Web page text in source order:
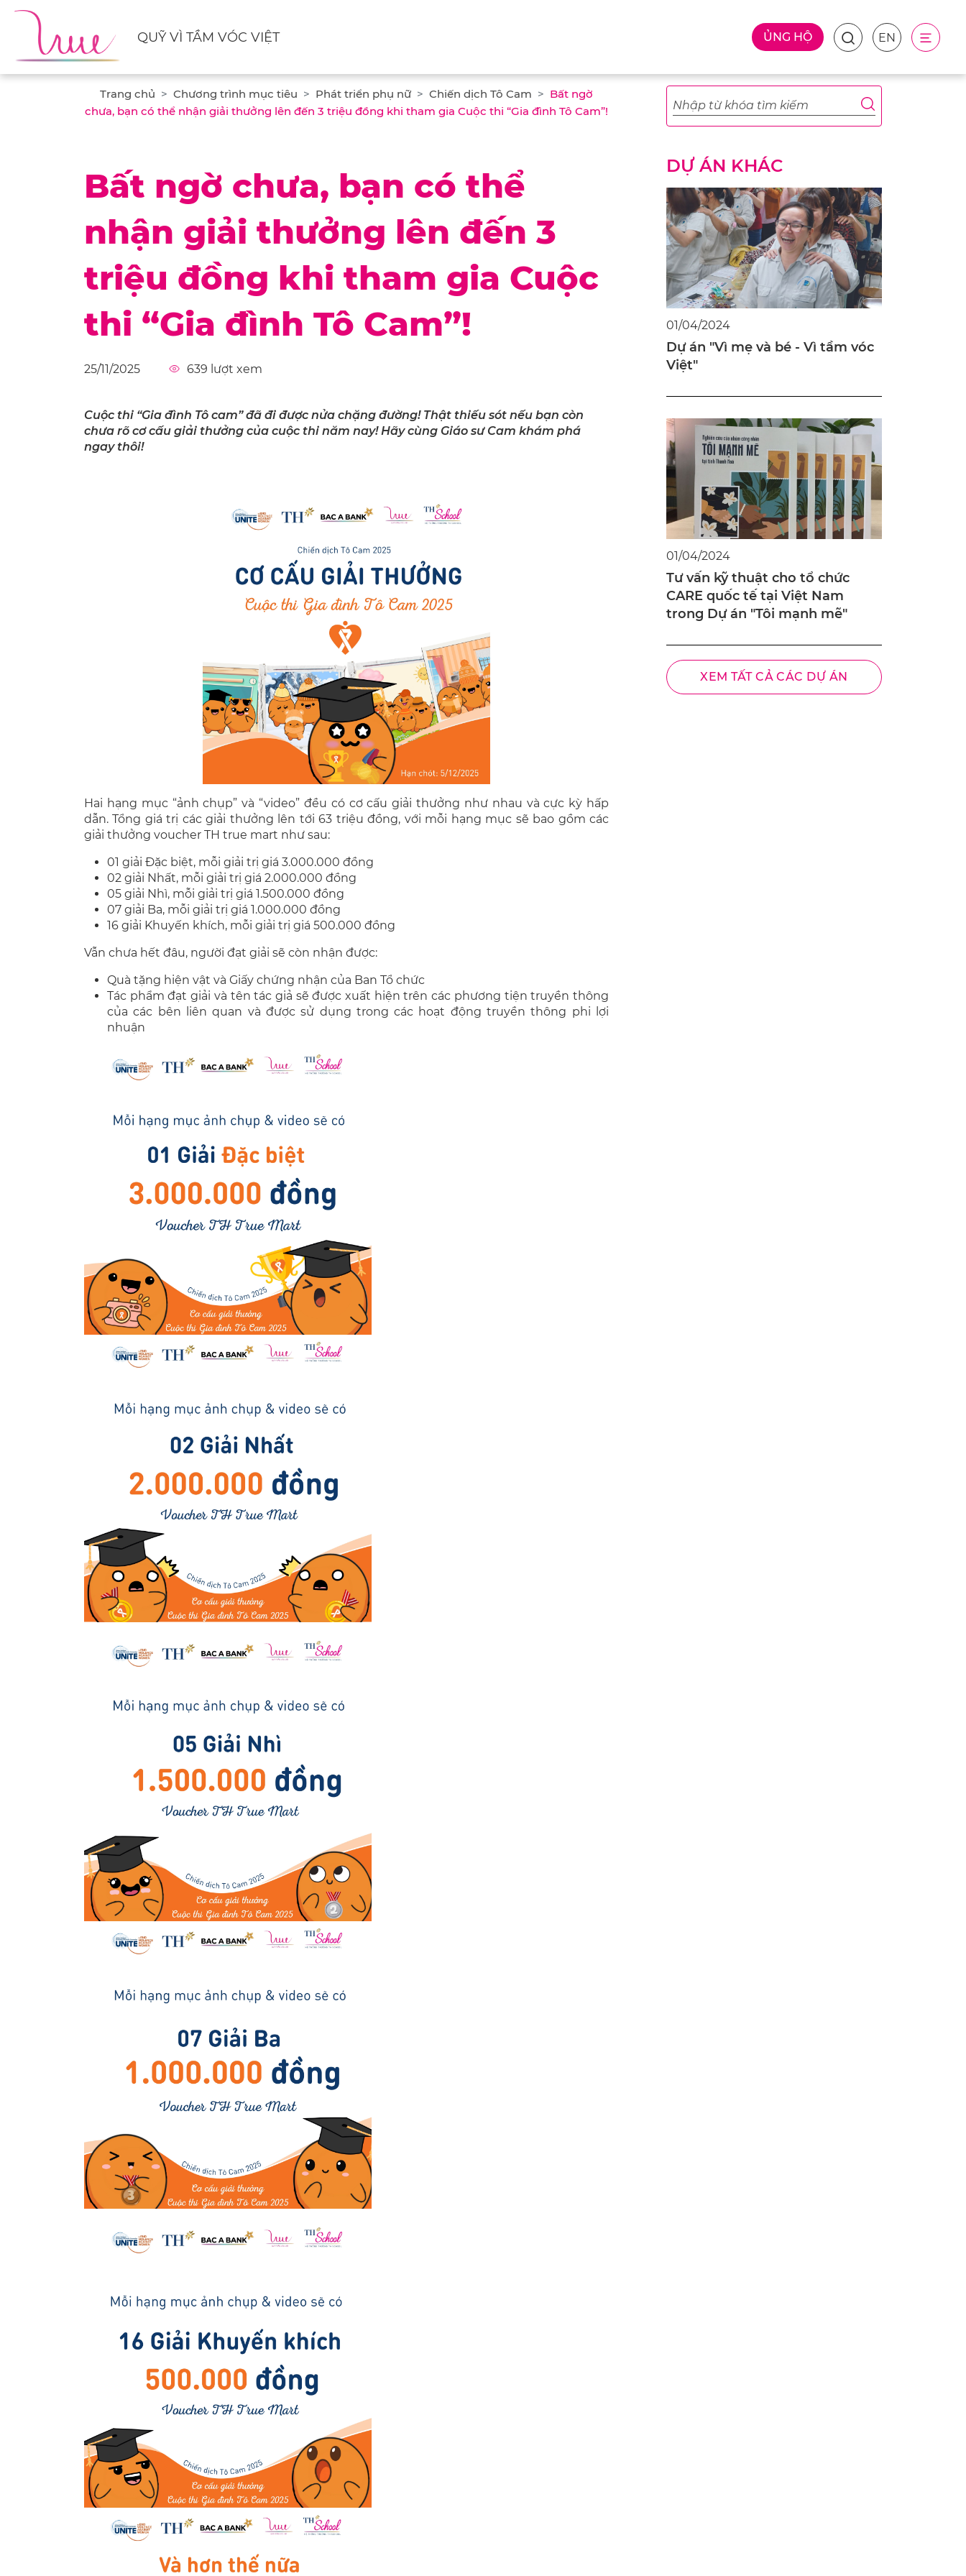
QUỸ VÌ TẦM VÓC VIỆT ỦNG HỘ EN
Trang chủ Chương trình mục tiêu Phát triển phụ nữ Chiến dịch Tô Cam
Bất ngờ
chưa, bạn có thể nhận giải thưởng lên đến 3 triệu đồng khi tham gia Cuộc thi “Gia đình Tô Cam”!
Bất ngờ chưa, bạn có thể
nhận giải thưởng lên đến 3
triệu đồng khi tham gia Cuộc
thi “Gia đình Tô Cam”!
25/11/2025 639 lượt xem
Cuộc thi “Gia đình Tô cam” đã đi được nửa chặng đường! Thật thiếu sót nếu bạn còn
chưa rõ cơ cấu giải thưởng của cuộc thi năm nay! Hãy cùng Giáo sư Cam khám phá
ngay thôi!
Hai hạng mục “ảnh chụp” và “video” đều có cơ cấu giải thưởng như nhau và cực kỳ hấp
dẫn. Tổng giá trị các giải thưởng lên tới 63 triệu đồng, với mỗi hạng mục sẽ bao gồm các
giải thưởng voucher TH true mart như sau:
01 giải Đặc biệt, mỗi giải trị giá 3.000.000 đồng
02 giải Nhất, mỗi giải trị giá 2.000.000 đồng
05 giải Nhì, mỗi giải trị giá 1.500.000 đồng
07 giải Ba, mỗi giải trị giá 1.000.000 đồng
16 giải Khuyến khích, mỗi giải trị giá 500.000 đồng
Vẫn chưa hết đâu, người đạt giải sẽ còn nhận được:
Quà tặng hiện vật và Giấy chứng nhận của Ban Tổ chức
Tác phẩm đạt giải và tên tác giả sẽ được xuất hiện trên các phương tiện truyền thông
của các bên liên quan và được sử dụng trong các hoạt động truyền thông phi lợi
nhuận
DỰ ÁN KHÁC
01/04/2024
Dự án "Vì mẹ và bé - Vì tầm vóc
Việt"
01/04/2024
Tư vấn kỹ thuật cho tổ chức
CARE quốc tế tại Việt Nam
trong Dự án "Tôi mạnh mẽ"
XEM TẤT CẢ CÁC DỰ ÁN